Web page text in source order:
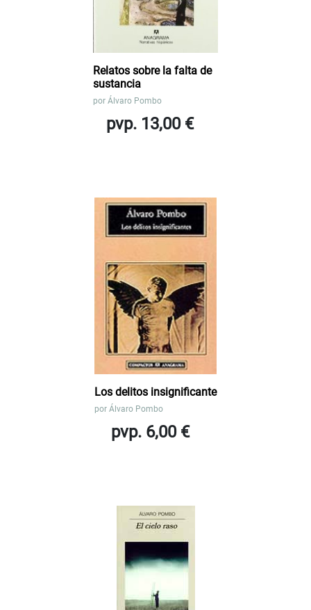
Relatos sobre la falta de
sustancia
por Álvaro Pombo
pvp. 13,00 €
Los delitos insignificante
por Álvaro Pombo
pvp. 6,00 €